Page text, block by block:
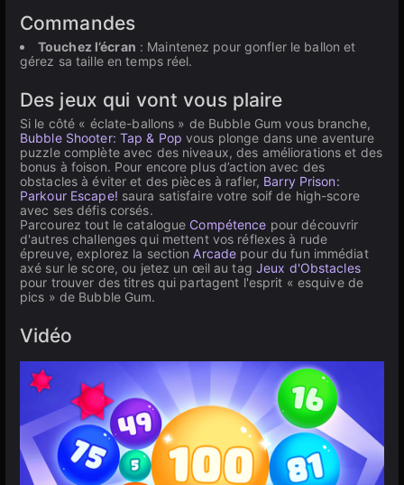
Commandes
Touchez l’écran : Maintenez pour gonfler le ballon et
gérez sa taille en temps réel.
Des jeux qui vont vous plaire
Si le côté « éclate-ballons » de Bubble Gum vous branche,
Bubble Shooter: Tap & Pop vous plonge dans une aventure
puzzle complète avec des niveaux, des améliorations et des
bonus à foison. Pour encore plus d’action avec des
obstacles à éviter et des pièces à rafler, Barry Prison:
Parkour Escape! saura satisfaire votre soif de high-score
avec ses défis corsés.
Parcourez tout le catalogue Compétence pour découvrir
d'autres challenges qui mettent vos réflexes à rude
épreuve, explorez la sectionArcade pour du fun immédiat
axé sur le score, ou jetez un œil au tag Jeux d'Obstacles
pour trouver des titres qui partagent l'esprit « esquive de
pics » de Bubble Gum.
Vidéo